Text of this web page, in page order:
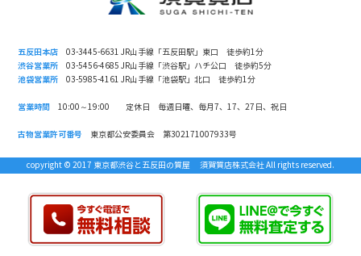
五反田本店 03-3445-6631 JR山手線「五反田駅」東口 徒歩約1分
渋谷営業所 03-5456-4685 JR山手線「渋谷駅」ハチ公口 徒歩約5分
池袋営業所 03-5985-4161 JR山手線「池袋駅」北口 徒歩約1分
営業時間 10:00～19:00 定休日 毎週日曜、毎月7、17、27日、祝日
古物営業許可番号 東京都公安委員会 第302171007933号
copyright © 2017 東京都渋谷と五反田の質屋 須賀質店株式会社 All rights reserved.